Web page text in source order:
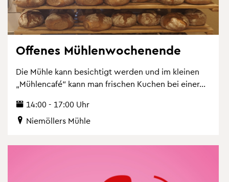
Of­fe­nes Müh­len­wo­chen­en­de
Die Mühle kann be­sich­tigt wer­den und im klei­nen
„Müh­len­ca­fé“ kann man fri­schen Ku­chen bei einer...
14:00 - 17:00 Uhr
Nie­möl­lers Mühle